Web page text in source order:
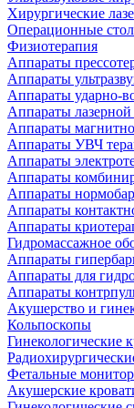
Хирургические
Операционные
Физиотерапия
Аппараты
Аппараты
Аппараты ударно-
Аппараты лазерной
Аппараты
Аппараты УВЧ
Аппараты
Аппараты
Аппараты
Аппараты
Аппараты
Гидромассажное
Аппараты
Аппараты для
Аппараты
Акушерство и
Кольпоскопы
Гинекологические
Фетальные
Акушерские